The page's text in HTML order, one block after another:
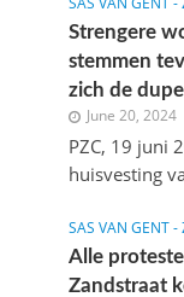
Strengere
stemmen
zich de
June 20, 2024
PZC, 19 juni
huisvesting
SAS VAN GENT -
Alle
Zandstraat